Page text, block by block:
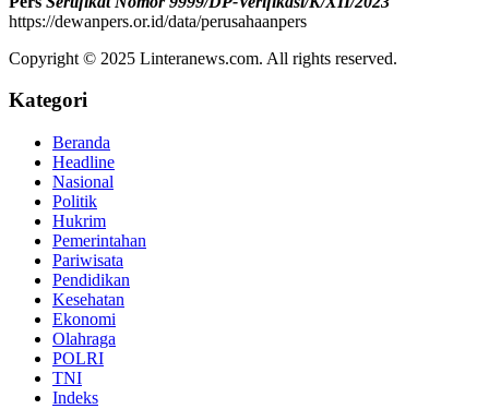
https://dewanpers.or.id/data/perusahaanpers
Copyright © 2025 Linteranews.com. All rights reserved.
Kategori
Beranda
Headline
Nasional
Politik
Hukrim
Pemerintahan
Pariwisata
Pendidikan
Kesehatan
Ekonomi
Olahraga
POLRI
TNI
Indeks